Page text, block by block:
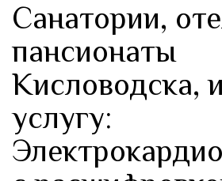
Санатории,
пансионаты
Кисловодска,
услугу: